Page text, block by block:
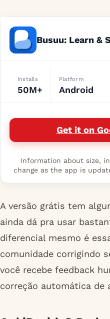
Installs
50M+
Platform
Android
Get it on
Information about size,
change as the app is
A versão grátis tem
ainda dá pra usar
diferencial mesmo é
comunidade corrigindo
você recebe feedback
correção automática de